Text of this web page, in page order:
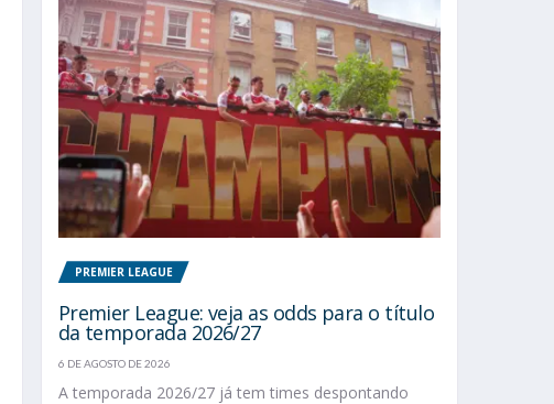
PREMIER LEAGUE
Premier League: veja as odds para o título
da temporada 2026/27
6 DE AGOSTO DE 2026
A temporada 2026/27 já tem times despontando